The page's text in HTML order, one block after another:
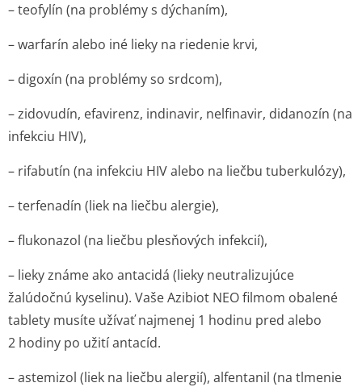
– teofylín (na problémy s dýchaním),
– warfarín alebo iné lieky na riedenie krvi,
– digoxín (na problémy so srdcom),
– zidovudín, efavirenz, indinavir, nelfinavir, didanozín (na
infekciu HIV),
– rifabutín (na infekciu HIV alebo na liečbu tuberkulózy),
– terfenadín (liek na liečbu alergie),
– flukonazol (na liečbu plesňových infekcií),
– lieky známe ako antacidá (lieky neutralizujúce
žalúdočnú kyselinu). Vaše Azibiot NEO filmom obalené
tablety musíte užívať najmenej 1 hodinu pred alebo
2 hodiny po užití antacíd.
– astemizol (liek na liečbu alergií), alfentanil (na tlmenie